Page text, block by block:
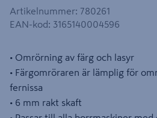
Artikelnummer: 780261
EAN-kod: 3165140004596
• Omrörning av färg och lasyr
• Färgomröraren är lämplig för
fernissa
• 6 mm rakt skaft